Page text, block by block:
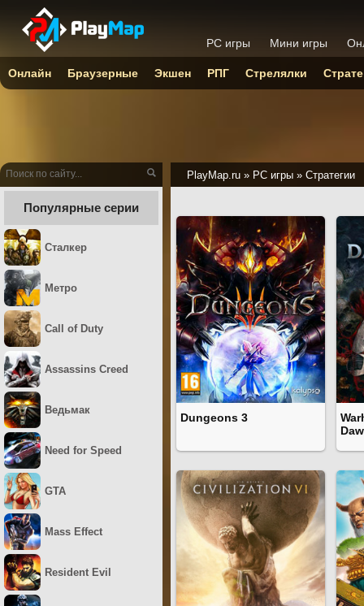
PlayMap.ru » PC игры » Стратегии
Dungeons 3
Популярные серии
Сталкер
Метро
Call of Duty
Assassins Creed
Ведьмак
Need for Speed
GTA
Mass Effect
Resident Evil
PC игры Мини игры
Онлайн Браузерные Экшен РПГ Стрелялки